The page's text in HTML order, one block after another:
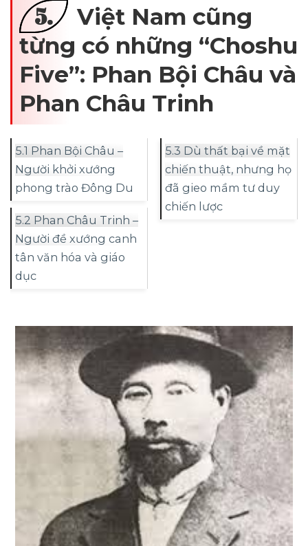
5.
Việt Nam cũng
từng có những “Choshu
Five”: Phan Bội Châu và
Phan Châu Trinh
5.1 Phan Bội Châu –
Người khởi xướng
phong trào Đông Du
5.2 Phan Châu Trinh –
Người đề xướng canh
tân văn hóa và giáo
dục
5.3 Dù thất bại về mặt
chiến thuật, nhưng họ
đã gieo mầm tư duy
chiến lược